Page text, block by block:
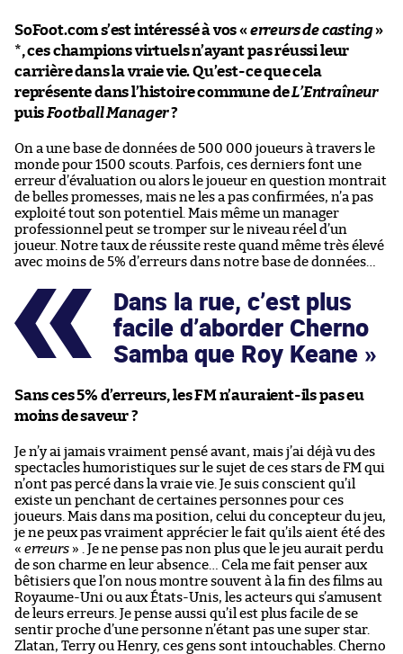
SoFoot.com s’est intéressé à vos «erreurs de casting»
*, ces champions virtuels n’ayant pas réussi leur
carrière dans la vraie vie. Qu’est-ce que cela
représente dans l’histoire commune deL’Entraîneur
puisFootball Manager?
On a une base de données de 500 000 joueurs à travers le
monde pour 1500 scouts. Parfois, ces derniers font une
erreur d’évaluation ou alors le joueur en question montrait
de belles promesses, mais ne les a pas confirmées, n’a pas
exploité tout son potentiel. Mais même un manager
professionnel peut se tromper sur le niveau réel d’un
joueur. Notre taux de réussite reste quand même très élevé
avec moins de 5% d’erreurs dans notre base de données…
Dans la rue, c’est plus
facile d’aborder Cherno
Samba que Roy Keane
Sans ces 5% d’erreurs, les FM n’auraient-ils pas eu
moins de saveur ?
Je n’y ai jamais vraiment pensé avant, mais j’ai déjà vu des
spectacles humoristiques sur le sujet de ces stars de FM qui
n’ont pas percé dans la vraie vie. Je suis conscient qu’il
existe un penchant de certaines personnes pour ces
joueurs. Mais dans ma position, celui du concepteur du jeu,
je ne peux pas vraiment apprécier le fait qu’ils aient été des
« erreurs » . Je ne pense pas non plus que le jeu aurait perdu
de son charme en leur absence… Cela me fait penser aux
bêtisiers que l’on nous montre souvent à la fin des films au
Royaume-Uni ou aux États-Unis, les acteurs qui s’amusent
de leurs erreurs. Je pense aussi qu’il est plus facile de se
sentir proche d’une personne n’étant pas une super star.
Zlatan, Terry ou Henry, ces gens sont intouchables. Cherno